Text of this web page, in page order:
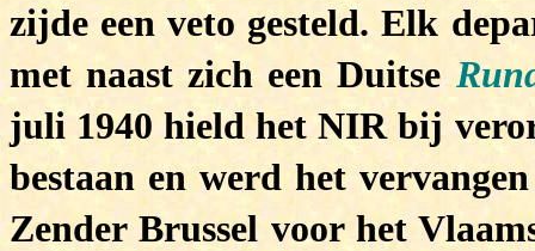
zijde een veto gesteld. Elk
met naast zich een Duitse
juli 1940 hield het NIR bij
bestaan en werd het
Zender Brussel voor het